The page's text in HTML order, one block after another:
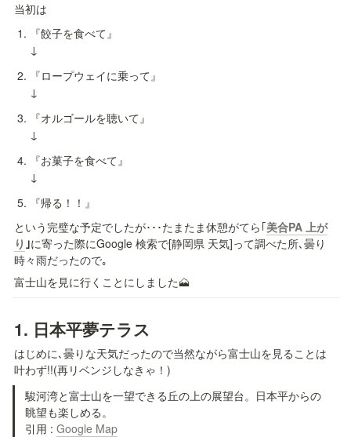
当初は
『餃子を食べて』
↓
『ロープウェイに乗って』
↓
『オルゴールを聴いて』
↓
『お菓子を食べて』
↓
『帰る！！』
という完璧な予定でしたが･･･たまたま休憩がてら｢美合PA 上が
り ｣に寄った際にGoogle 検索で[静岡県 天気]って調べた所､曇り
時々雨だったので｡
富士山を見に行くことにしました🗻
1. 日本平夢テラス
はじめに､曇りな天気だったので当然ながら富士山を見ることは
叶わず!!(再リベンジしなきゃ！)
駿河湾と富士山を一望できる丘の上の展望台。日本平からの
眺望も楽しめる。
引用 : Google Map